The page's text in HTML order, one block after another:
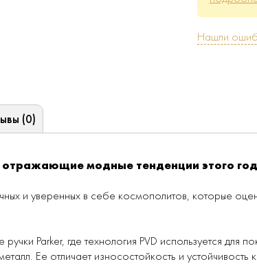
Нашли
(0)
отражающие модные тенденции этого
и уверенных в себе космополитов, которые
Parker, где технология PVD используется для
Ее отличает износостойкость и